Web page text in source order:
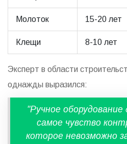
Молоток 15-20 лет
Клещи 8-10 лет
Эксперт в области
однажды выразился:
"Ручное
самое чувство
которое невозможно